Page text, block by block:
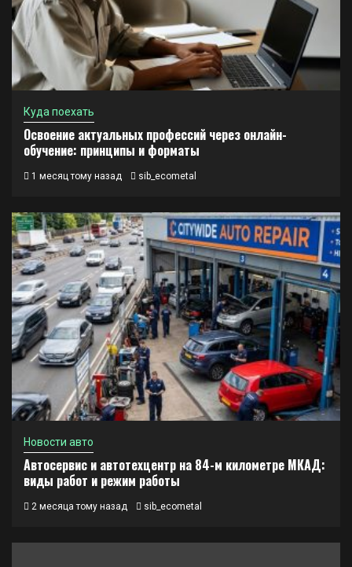
Куда поехать
Освоение актуальных профессий через онлайн-
обучение: принципы и форматы
1 месяц тому назад sib_ecometal
Новости авто
Автосервис и автотехцентр на 84-м километре МКАД:
виды работ и режим работы
2 месяца тому назад sib_ecometal